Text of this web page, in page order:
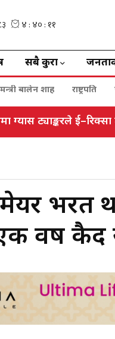
सबै कुरा
बालेन शाह राष्ट्रपति
ग्यास ट्याङ्करले
भरत
वर्ष